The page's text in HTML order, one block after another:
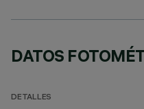
DATOS
DETALLES